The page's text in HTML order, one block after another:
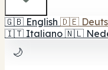
🇬🇧 English 🇩🇪
🇮🇹 Italiano 🇳🇱
🌙